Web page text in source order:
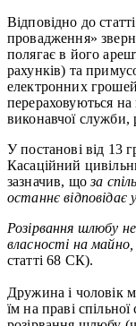
Відповідно до
провадження»
полягає в його
рахунків) та
електронних
перераховуються
виконавчої служби,
У постанові від 13
Касаційний
зазначив, щоза
останнє відповідає
Розірвання шлюбу не
власності на
статті 68 СК).
Дружина і чоловік
їм на праві